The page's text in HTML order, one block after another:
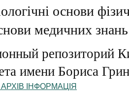
основи
медичних знань
репозиторий
имени Бориса
ІНФОРМАЦІЯ